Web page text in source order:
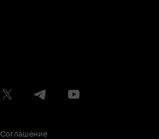
Соглашение